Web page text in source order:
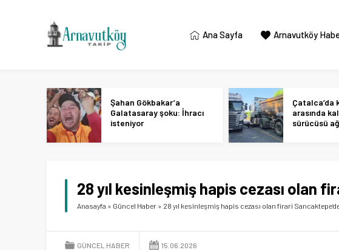
Ana Sayfa Arnavutköy
Şahan Gökbakar’a
Galatasaray şoku: İhracı
isteniyor
Çatalca’da
arasında
sürücüsü
28 yıl kesinleşmiş hapis cezası olan
Anasayfa » Güncel Haber » 28 yıl kesinleşmiş hapis cezası olan firari
GÜNCEL HABER 15.06.2026